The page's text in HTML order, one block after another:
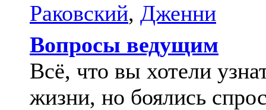
Раковский, Дженни
Вопросы ведущим
Всё, что вы хотели
жизни, но боялись